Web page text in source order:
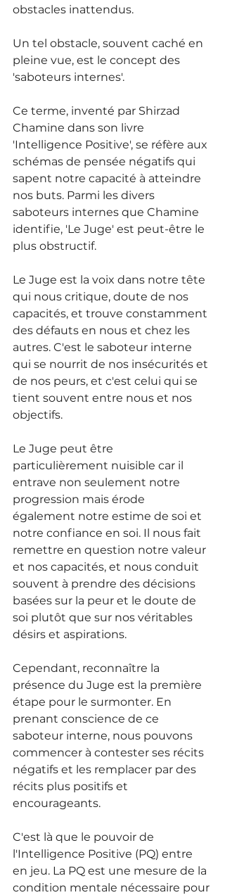
obstacles inattendus.
Un tel obstacle, souvent caché en
pleine vue, est le concept des
'saboteurs internes'.
Ce terme, inventé par Shirzad
Chamine dans son livre
'Intelligence Positive', se réfère aux
schémas de pensée négatifs qui
sapent notre capacité à atteindre
nos buts. Parmi les divers
saboteurs internes que Chamine
identifie, 'Le Juge' est peut-être le
plus obstructif.
Le Juge est la voix dans notre tête
qui nous critique, doute de nos
capacités, et trouve constamment
des défauts en nous et chez les
autres. C'est le saboteur interne
qui se nourrit de nos insécurités et
de nos peurs, et c'est celui qui se
tient souvent entre nous et nos
objectifs.
Le Juge peut être
particulièrement nuisible car il
entrave non seulement notre
progression mais érode
également notre estime de soi et
notre confiance en soi. Il nous fait
remettre en question notre valeur
et nos capacités, et nous conduit
souvent à prendre des décisions
basées sur la peur et le doute de
soi plutôt que sur nos véritables
désirs et aspirations.
Cependant, reconnaître la
présence du Juge est la première
étape pour le surmonter. En
prenant conscience de ce
saboteur interne, nous pouvons
commencer à contester ses récits
négatifs et les remplacer par des
récits plus positifs et
encourageants.
C'est là que le pouvoir de
l'Intelligence Positive (PQ) entre
en jeu. La PQ est une mesure de la
condition mentale nécessaire pour